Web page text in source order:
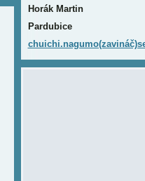
Horák Martin
Pardubice